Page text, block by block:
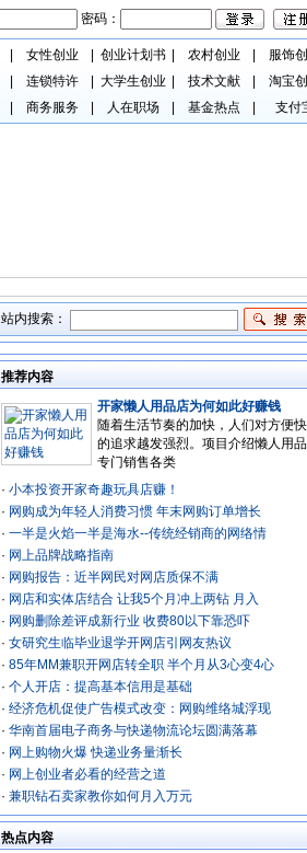
密码：
女性创业 创业计划书 农村创业
服饰
连锁特许 大学生创业 技术文献
淘宝
商务服务 人在职场 基金热点 支付
站内搜索：
推荐内容
开家懒人用品店为何如此好赚钱
随着生活节奏的加快，人们对方便
的追求越发强烈。项目介绍懒人用
专门销售各类
· 小本投资开家奇趣玩具店赚！
· 网购成为年轻人消费习惯 年末网购订单增长
· 一半是火焰一半是海水--传统经销商的网络情
· 网上品牌战略指南
· 网购报告：近半网民对网店质保不满
· 网店和实体店结合 让我5个月冲上两钻 月入
· 网购删除差评成新行业 收费80以下靠恐吓
· 女研究生临毕业退学开网店引网友热议
· 85年MM兼职开网店转全职 半个月从3心变4心
· 个人开店：提高基本信用是基础
· 经济危机促使广告模式改变：网购维络城浮现
· 华南首届电子商务与快递物流论坛圆满落幕
· 网上购物火爆 快递业务量渐长
· 网上创业者必看的经营之道
· 兼职钻石卖家教你如何月入万元
热点内容